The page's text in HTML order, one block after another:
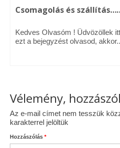
Adatkezelési
Általános Szerződési
Csomagolás és
Kedves Olvasóm ! Üdvözöllek
ezt a bejegyzést olvasod,
Vélemény,
Az e-mail címet nem tesszük
karakterrel jelöltük
Hozzászólás *